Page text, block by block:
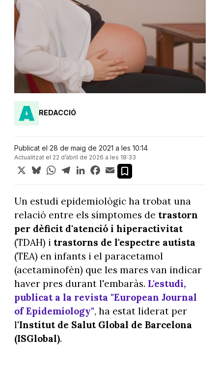
REDACCIÓ
Publicat el 28 de maig de 2021 a les 10:14
Actualitzat el 22 d’abril de 2026 a les 18:33
X BlueskyWhatsApp
TelegramLinkedInFacebook
Email
Un estudi epidemiològic ha trobat una
relació entre els símptomes de trastorn
per dèficit d'atenció i hiperactivitat
(TDAH) i trastorns de l'espectre autista
(TEA) en infants i el paracetamol
(acetaminofèn) que les mares van indicar
haver pres durant l'embaràs. L'estudi,
publicat a la revista "European Journal
of Epidemiology", ha estat liderat per
l'Institut de Salut Global de Barcelona
(ISGlobal).